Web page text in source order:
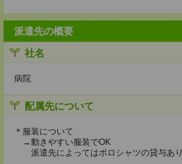
派遣先の概要
社名
病院
配属先について
＊服装について
→動きやすい服装でOK
派遣先によってはポロシャツの貸与あり